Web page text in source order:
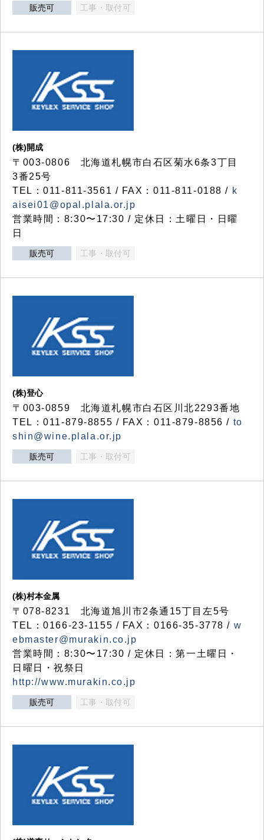
販売可 工事・取付可
(株)開成
〒003-0806 北海道札幌市白石区菊水6条3丁目
3番25号
TEL：011-811-3561 / FAX：011-811-0188 / k
aisei01@opal.plala.or.jp
営業時間：8:30〜17:30 / 定休日：土曜日・日曜
日
販売可 工事・取付可
(株)登心
〒003-0859 北海道札幌市白石区川北2293番地
TEL：011-879-8855 / FAX：011-879-8856 / to
shin@wine.plala.or.jp
販売可 工事・取付可
(株)村本金属
〒078-8231 北海道旭川市2条通15丁目左5号
TEL：0166-23-1155 / FAX：0166-35-3778 / w
ebmaster@murakin.co.jp
営業時間：8:30〜17:30 / 定休日：第一土曜日・
日曜日・祝祭日
http://www.murakin.co.jp
販売可 工事・取付可